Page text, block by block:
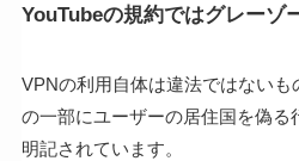
YouTubeの規約ではグレーゾ
VPNの利用自体は違法ではないも
の一部にユーザーの居住国を偽る
明記されています。